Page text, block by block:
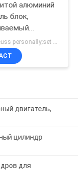
алюминий
блок,
цилиндр
dollar;discuss personally;set MOQ:Переговоры
двигатель,
цилиндр
для